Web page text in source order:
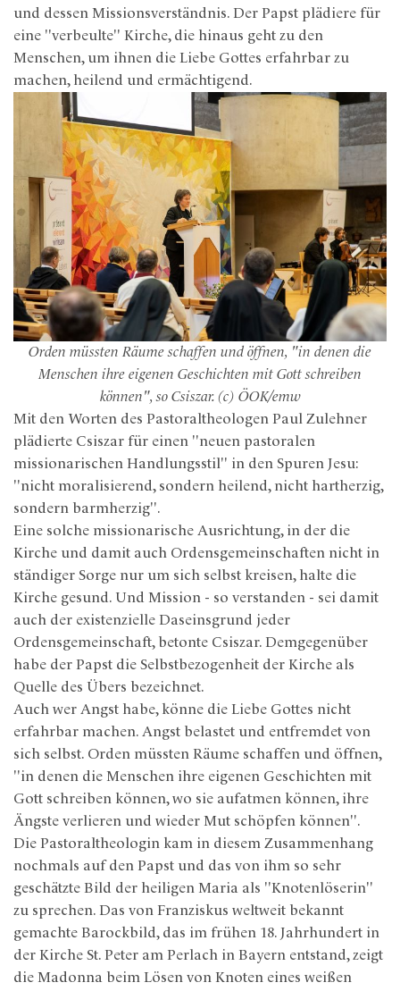
und dessen Missionsverständnis. Der Papst plädiere für
eine "verbeulte" Kirche, die hinaus geht zu den
Menschen, um ihnen die Liebe Gottes erfahrbar zu
machen, heilend und ermächtigend.
Orden müssten Räume schaffen und öffnen, "in denen die
Menschen ihre eigenen Geschichten mit Gott schreiben
können", so Csiszar. (c) ÖOK/emw
Mit den Worten des Pastoraltheologen Paul Zulehner
plädierte Csiszar für einen "neuen pastoralen
missionarischen Handlungsstil" in den Spuren Jesu:
"nicht moralisierend, sondern heilend, nicht hartherzig,
sondern barmherzig".
Eine solche missionarische Ausrichtung, in der die
Kirche und damit auch Ordensgemeinschaften nicht in
ständiger Sorge nur um sich selbst kreisen, halte die
Kirche gesund. Und Mission - so verstanden - sei damit
auch der existenzielle Daseinsgrund jeder
Ordensgemeinschaft, betonte Csiszar. Demgegenüber
habe der Papst die Selbstbezogenheit der Kirche als
Quelle des Übers bezeichnet.
Auch wer Angst habe, könne die Liebe Gottes nicht
erfahrbar machen. Angst belastet und entfremdet von
sich selbst. Orden müssten Räume schaffen und öffnen,
"in denen die Menschen ihre eigenen Geschichten mit
Gott schreiben können, wo sie aufatmen können, ihre
Ängste verlieren und wieder Mut schöpfen können".
Die Pastoraltheologin kam in diesem Zusammenhang
nochmals auf den Papst und das von ihm so sehr
geschätzte Bild der heiligen Maria als "Knotenlöserin"
zu sprechen. Das von Franziskus weltweit bekannt
gemachte Barockbild, das im frühen 18. Jahrhundert in
der Kirche St. Peter am Perlach in Bayern entstand, zeigt
die Madonna beim Lösen von Knoten eines weißen